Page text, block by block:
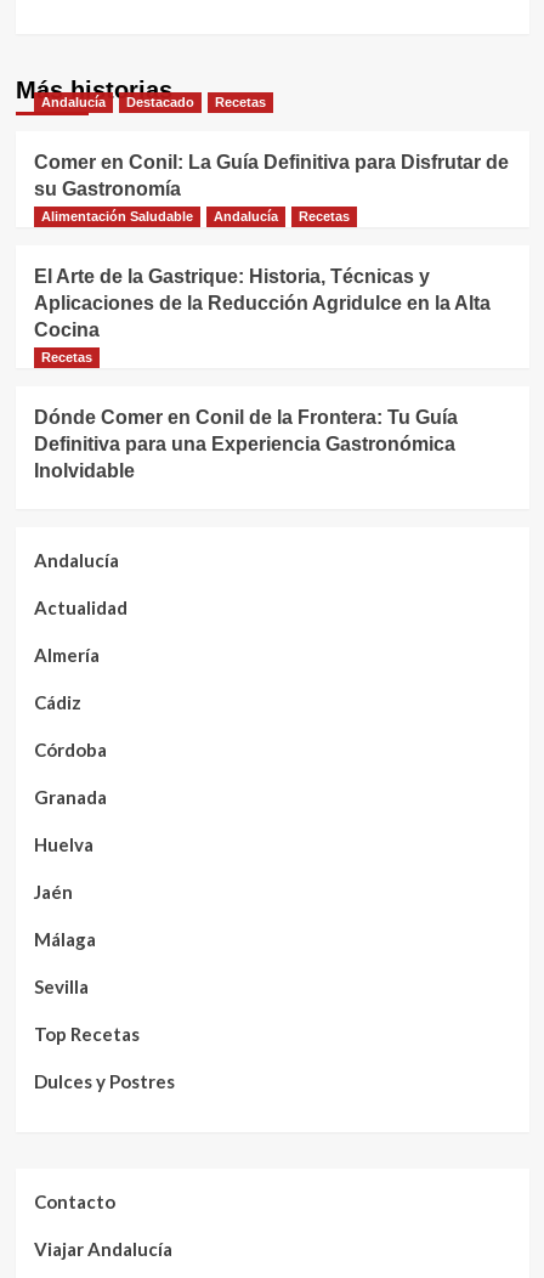
Más historias
Andalucía Destacado Recetas
Comer en Conil: La Guía Definitiva para Disfrutar de
su Gastronomía
Alimentación Saludable Andalucía Recetas
El Arte de la Gastrique: Historia, Técnicas y
Aplicaciones de la Reducción Agridulce en la Alta
Cocina
Recetas
Dónde Comer en Conil de la Frontera: Tu Guía
Definitiva para una Experiencia Gastronómica
Inolvidable
Andalucía
Actualidad
Almería
Cádiz
Córdoba
Granada
Huelva
Jaén
Málaga
Sevilla
Top Recetas
Dulces y Postres
Contacto
Viajar Andalucía